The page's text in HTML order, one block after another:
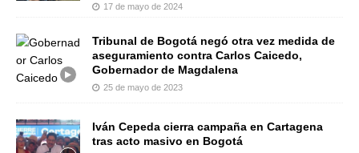
17 de mayo de 2024
Tribunal de Bogotá negó otra vez medida de
aseguramiento contra Carlos Caicedo,
Gobernador de Magdalena
25 de mayo de 2023
Iván Cepeda cierra campaña en Cartagena
tras acto masivo en Bogotá